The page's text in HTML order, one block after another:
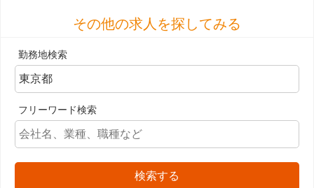
その他の求人を探してみる
勤務地検索
フリーワード検索
検索する